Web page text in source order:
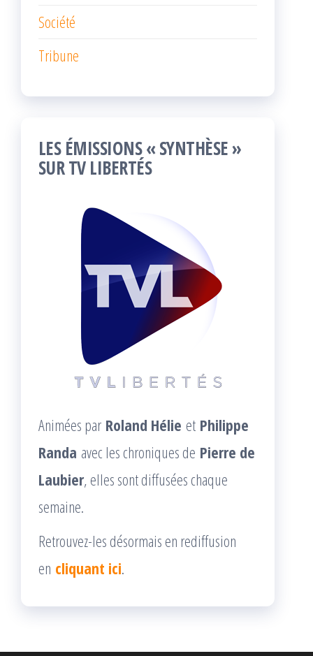
Société
Tribune
LES ÉMISSIONS « SYNTHÈSE »
SUR TV LIBERTÉS
Animées par Roland Hélie et Philippe
Randa avec les chroniques de Pierre de
Laubier, elles sont diffusées chaque
semaine.
Retrouvez-les désormais en rediffusion
en cliquant ici.